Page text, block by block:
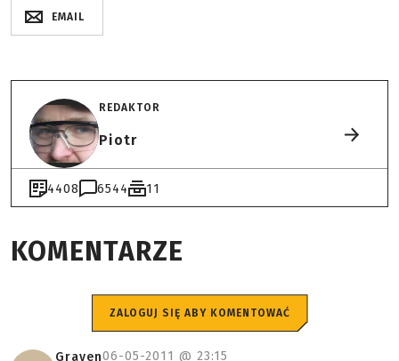
EMAIL
REDAKTOR
Piotr
4408 6544 11
KOMENTARZE
ZALOGUJ SIĘ ABY KOMENTOWAĆ
Graven06-05-2011 @ 23:15